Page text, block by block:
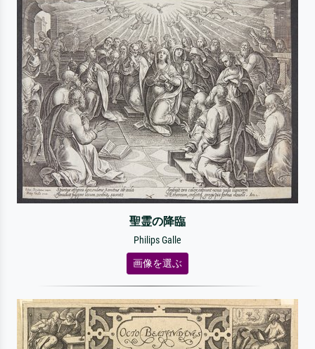
聖霊の降臨
Philips Galle
画像を選ぶ